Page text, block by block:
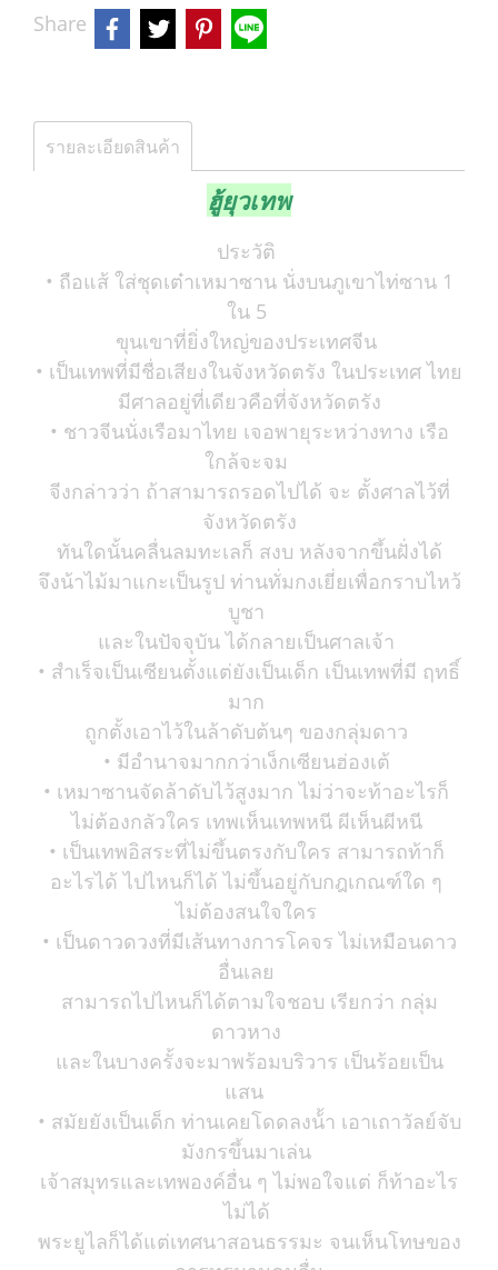
Share
รายละเอียดสินค้า
ฮู้ยุวเทพ
ประวัติ
• ถือแส้ ใส่ชุดเต๋าเหมาซาน นั่งบนภูเขาไท่ซาน 1
ใน 5
ขุนเขาที่ยิ่งใหญ่ของประเทศจีน
• เป็นเทพที่มีชื่อเสียงในจังหวัดตรัง ในประเทศ ไทย
มีศาลอยู่ที่เดียวคือที่จังหวัดตรัง
• ชาวจีนนั่งเรือมาไทย เจอพายุระหว่างทาง เรือ
ใกล้จะจม
จีงกล่าวว่า ถ้าสามารถรอดไปได้ จะ ตั้งศาลไว้ที่
จังหวัดตรัง
ทันใดนั้นคลื่นลมทะเลก็ สงบ หลังจากขึ้นฝั่งได้
จึงน้าไม้มาแกะเป็นรูป ท่านทั่มกงเยี่ยเพื่อกราบไหว้
บูชา
และในปัจจุบัน ได้กลายเป็นศาลเจ้า
• สำเร็จเป็นเซียนตั้งแต่ยังเป็นเด็ก เป็นเทพที่มี ฤทธิ์
มาก
ถูกตั้งเอาไว้ในล้าดับต้นๆ ของกลุ่มดาว
• มีอำนาจมากกว่าเง็กเซียนฮ่องเต้
• เหมาซานจัดล้าดับไว้สูงมาก ไม่ว่าจะท้าอะไรก็
ไม่ต้องกลัวใคร เทพเห็นเทพหนี ผีเห็นผีหนี
• เป็นเทพอิสระที่ไม่ขึ้นตรงกับใคร สามารถท้าก็
อะไรได้ ไปไหนก็ได้ ไม่ขึ้นอยู่กับกฎเกณฑ์ใด ๆ
ไม่ต้องสนใจใคร
• เป็นดาวดวงที่มีเส้นทางการโคจร ไม่เหมือนดาว
อื่นเลย
สามารถไปไหนก็ได้ตามใจชอบ เรียกว่า กลุ่ม
ดาวหาง
และในบางครั้งจะมาพร้อมบริวาร เป็นร้อยเป็น
แสน
• สมัยยังเป็นเด็ก ท่านเคยโดดลงน้้า เอาเถาวัลย์จับ
มังกรขึ้นมาเล่น
เจ้าสมุทรและเทพองค์อื่น ๆ ไม่พอใจแต่ ก็ท้าอะไร
ไม่ได้
พระยูไลก็ได้แต่เทศนาสอนธรรมะ จนเห็นโทษของ